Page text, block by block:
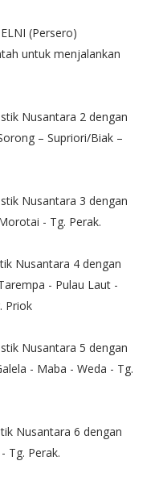
(Persero)
untuk menjalankan
Nusantara 2 dengan
– Supriori/Biak –
Nusantara 3 dengan
- Tg. Perak.
Nusantara 4 dengan
- Pulau Laut -
Priok
Nusantara 5 dengan
- Maba - Weda - Tg.
Nusantara 6 dengan
Tg. Perak.